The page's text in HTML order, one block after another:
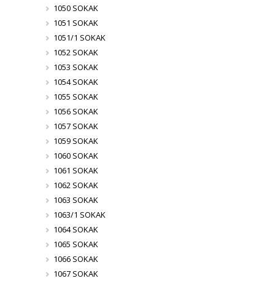
1050 SOKAK
1051 SOKAK
1051/1 SOKAK
1052 SOKAK
1053 SOKAK
1054 SOKAK
1055 SOKAK
1056 SOKAK
1057 SOKAK
1059 SOKAK
1060 SOKAK
1061 SOKAK
1062 SOKAK
1063 SOKAK
1063/1 SOKAK
1064 SOKAK
1065 SOKAK
1066 SOKAK
1067 SOKAK